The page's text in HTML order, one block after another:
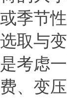
或季节
选取与
是考虑
费、变